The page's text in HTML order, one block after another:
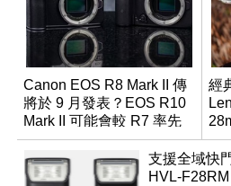
Canon EOS R8 Mark II 傳
將於 9 月發表？EOS R10
Mark II 可能會較 R7 率先
推出
經
乾
支援全域快
HVL-